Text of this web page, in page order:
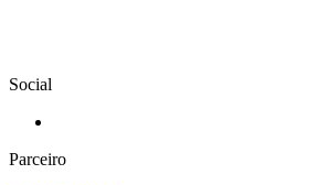
Social
Parceiro